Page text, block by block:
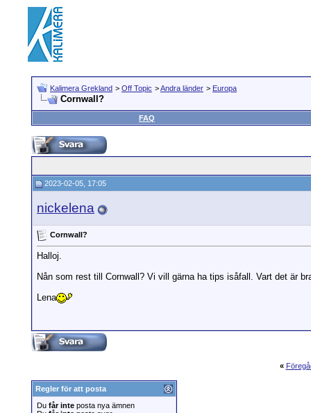
Kalimera Grekland > Off Topic >Andra länder > Europa
Cornwall?
FAQ
2023-02-05, 17:05
nickelena
Cornwall?
Halloj.
Nån som rest till Cornwall? Vi vill gärna ha tips isåfall. Vart det är
Lena
«
Regler för att posta
Du får inte posta nya ämnen